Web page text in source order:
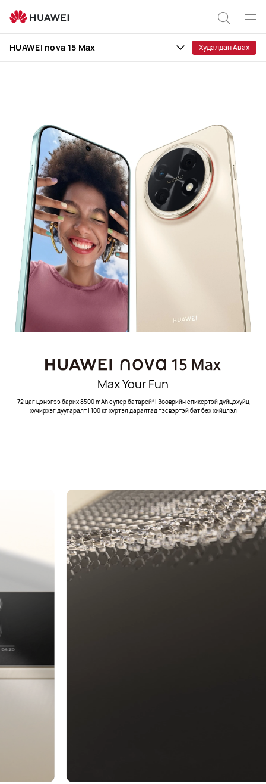
HUAWEI
nova
15
Max
Хайлт
Цэс
нээх
HUAWEI nova 15 Max Худалдан Авах
Max Your Fun
72 цаг цэнэгээ барих 8500 mAh супер батарей⁠3| Зөөврийн спикертэй дүйцэхүйц
хүчирхэг дуугаралт⁠ | 100 кг хүртэл даралтад тэсвэртэй бат бөх хийцлэл